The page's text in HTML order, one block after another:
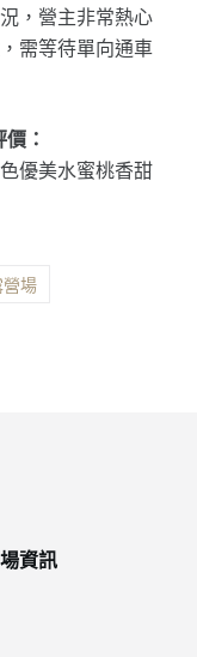
，營主非常熱心
需等待單向通車
：
優美水蜜桃香甜
場
資訊